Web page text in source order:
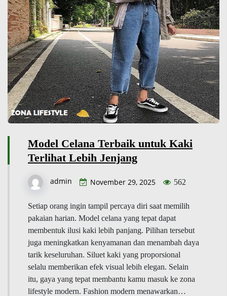
Model Celana Terbaik untuk Kaki
Terlihat Lebih Jenjang
admin November 29, 2025 562
Setiap orang ingin tampil percaya diri saat memilih
pakaian harian. Model celana yang tepat dapat
membentuk ilusi kaki lebih panjang. Pilihan tersebut
juga meningkatkan kenyamanan dan menambah daya
tarik keseluruhan. Siluet kaki yang proporsional
selalu memberikan efek visual lebih elegan. Selain
itu, gaya yang tepat membantu kamu masuk ke zona
lifestyle modern. Fashion modern menawarkan…